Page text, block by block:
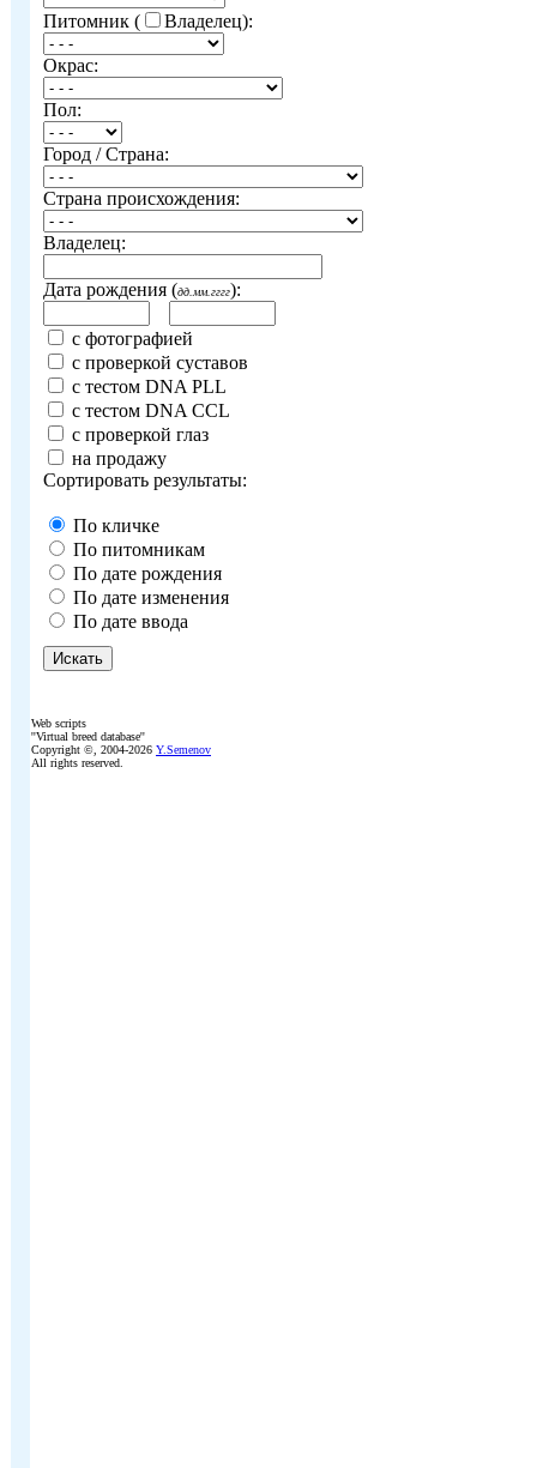
Питомник ( Владелец):
Окрас:
Пол:
Город / Страна:
Страна происхождения:
Владелец:
Дата рождения (дд.мм.гггг):
с фотографией
с проверкой суставов
с тестом DNA PLL
с тестом DNA CCL
с проверкой глаз
на продажу
Сортировать результаты:
По кличке
По питомникам
По дате рождения
По дате изменения
По дате ввода
Web scripts
''Virtual breed database''
Copyright ©, 2004-2026 Y.Semenov
All rights reserved.